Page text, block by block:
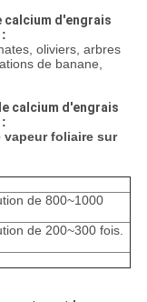
calcium d'engrais
:
oliviers, arbres
de banane,
calcium d'engrais
:
vapeur foliaire sur
de 800~1000
de 200~300 fois.